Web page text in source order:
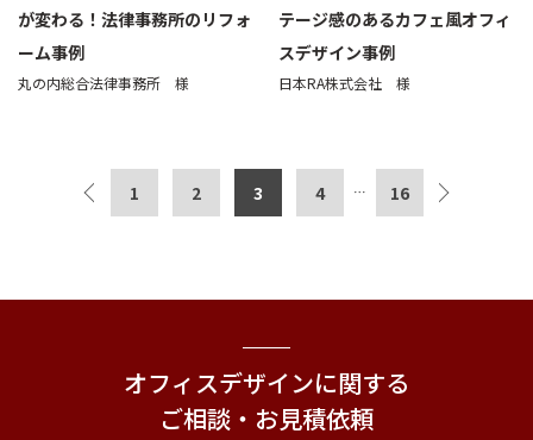
が変わる！法律事務所のリフォ
ーム事例
丸の内総合法律事務所 様
テージ感のあるカフェ風オフィ
スデザイン事例
日本RA株式会社 様
1 2 3 4 … 16
オフィスデザインに関する
ご相談・お見積依頼